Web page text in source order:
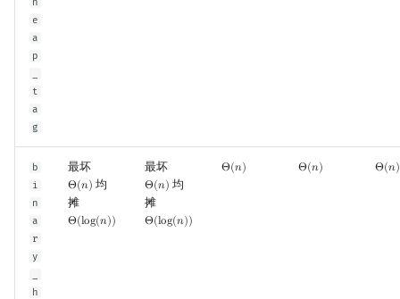
e
a
p
t
a
g
b
i
n
a
r
y
h
最坏
Θ(𝑛)
Θ(n) 均
摊
Θ(log(𝑛))
Θ(log(n))
最坏
Θ(𝑛)
Θ(n) 均
摊
Θ(log(𝑛))
Θ(log(n))
Θ(𝑛)
Θ(n) Θ(𝑛)
Θ(n) Θ(𝑛)
Θ(n)